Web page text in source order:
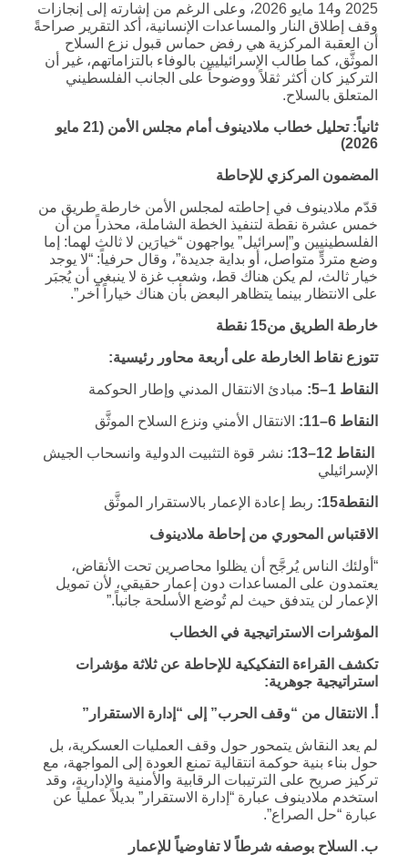
2025 و14 مايو 2026، وعلى الرغم من إشارته إلى إنجازات
وقف إطلاق النار والمساعدات الإنسانية، أكد التقرير صراحةً
أن العقبة المركزية هي رفض حماس قبول نزع السلاح
الموثَّق، كما طالب الإسرائيليين بالوفاء بالتزاماتهم، غير أن
التركيز كان أكثر ثقلاً ووضوحاً على الجانب الفلسطيني
المتعلق بالسلاح.
ثانياً: تحليل خطاب ملادينوف أمام مجلس الأمن (21 مايو
2026)
المضمون المركزي للإحاطة
قدّم ملادينوف في إحاطته لمجلس الأمن خارطة طريق من
خمس عشرة نقطة لتنفيذ الخطة الشاملة، محذراً من أن
الفلسطينيين و”إسرائيل” يواجهون “خيارَين لا ثالث لهما: إما
وضع متردٍّ متواصل، أو بداية جديدة”، وقال حرفياً: “لا يوجد
خيار ثالث، لم يكن هناك قط، وشعب غزة لا ينبغي أن يُجبَر
على الانتظار بينما يتظاهر البعض بأن هناك خياراً آخر”.
خارطة الطريق من15 نقطة
تتوزع نقاط الخارطة على أربعة محاور رئيسية:
النقاط 1–5: مبادئ الانتقال المدني وإطار الحوكمة
النقاط 6–11: الانتقال الأمني ونزع السلاح الموثَّق
النقاط 12–13:
نشر قوة التثبيت الدولية وانسحاب الجيش
الإسرائيلي
النقطة15: ربط إعادة الإعمار بالاستقرار الموثَّق
الاقتباس المحوري من إحاطة ملادينوف
“أولئك الناس يُرجَّح أن يظلوا محاصرين تحت الأنقاض،
يعتمدون على المساعدات دون إعمار حقيقي، لأن تمويل
الإعمار لن يتدفق حيث لم تُوضع الأسلحة جانباً.”
المؤشرات الاستراتيجية في الخطاب
تكشف القراءة التفكيكية للإحاطة عن ثلاثة مؤشرات
استراتيجية جوهرية:
أ. الانتقال من “وقف الحرب” إلى “إدارة الاستقرار”
لم يعد النقاش يتمحور حول وقف العمليات العسكرية، بل
حول بناء بنية حوكمة انتقالية تمنع العودة إلى المواجهة، مع
تركيز صريح على الترتيبات الرقابية والأمنية والإدارية، وقد
استخدم ملادينوف عبارة “إدارة الاستقرار” بديلاً عملياً عن
عبارة “حل الصراع”.
ب. السلاح بوصفه شرطاً لا تفاوضياً للإعمار